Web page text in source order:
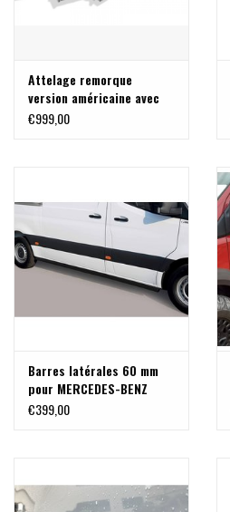
Attelage remorque
version américaine avec
récepteur carré - pour
€999,00
Barres latérales 60 mm
pour MERCEDES-BENZ
Sprinter
€399,00